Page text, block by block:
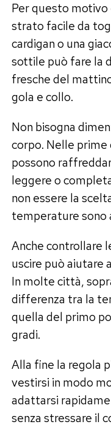
Per questo
strato facile da
cardigan o una
sottile può fare la
fresche del
gola e collo.
Non bisogna
corpo. Nelle prime
possono
leggere o
non essere la
temperature sono
Anche controllare
uscire può aiutare
In molte città,
differenza tra la
quella del primo
gradi.
Alla fine la regola
vestirsi in modo
adattarsi
senza stressare il